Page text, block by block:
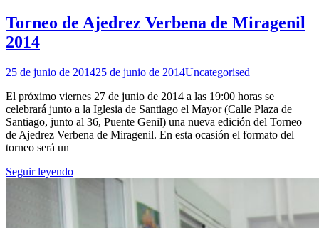
Torneo de Ajedrez Verbena de Miragenil
2014
25 de junio de 201425 de junio de 2014Uncategorised
El próximo viernes 27 de junio de 2014 a las 19:00 horas se
celebrará junto a la Iglesia de Santiago el Mayor (Calle Plaza de
Santiago, junto al 36, Puente Genil) una nueva edición del Torneo
de Ajedrez Verbena de Miragenil. En esta ocasión el formato del
torneo será un
Seguir leyendo